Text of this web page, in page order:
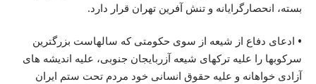
بسته، انحصارگرایانه و تنش آفرین تهران قرار دارد.
• ادعای دفاع از شیعه از سوی حکومتی که سالهاست بزرگترین
سرکوبها را علیه ترکهای شیعه آزربایجان جنوبی، علیه اندیشه های
آزادی خواهانه و علیه حقوق انسانی خود مردم تحت ستم ایران